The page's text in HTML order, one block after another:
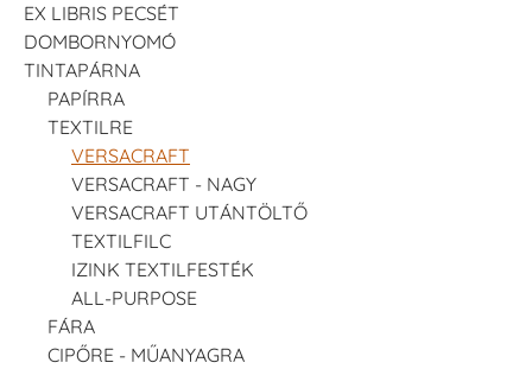
EX LIBRIS PECSÉT
DOMBORNYOMÓ
TINTAPÁRNA
PAPÍRRA
TEXTILRE
VERSACRAFT
VERSACRAFT - NAGY
VERSACRAFT UTÁNTÖLTŐ
TEXTILFILC
IZINK TEXTILFESTÉK
ALL-PURPOSE
FÁRA
CIPŐRE - MŰANYAGRA